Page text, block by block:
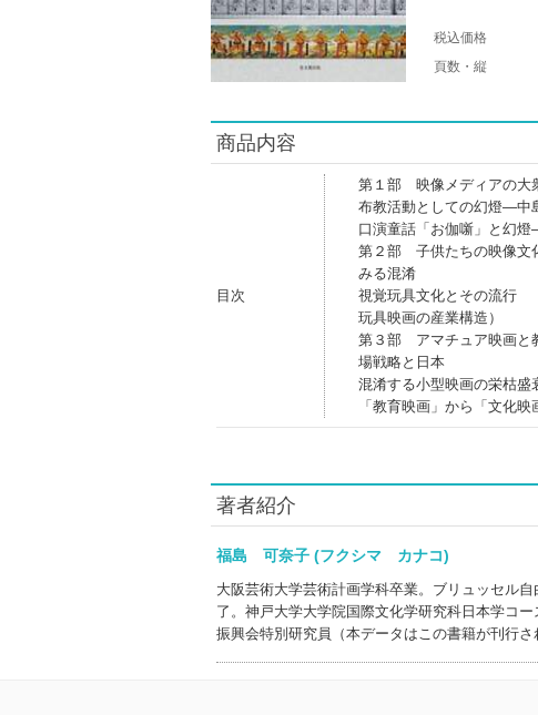
税込価格
頁数・縦
商品内容
目次
第１部 映像メディアの大
布教活動としての幻燈―中
口演童話「お伽噺」と幻燈
第２部 子供たちの映像文
みる混淆
視覚玩具文化とその流行
玩具映画の産業構造）
第３部 アマチュア映画と
場戦略と日本
混淆する小型映画の栄枯
「教育映画」から「文化映
著者紹介
福島 可奈子 (フクシマ カナコ)
大阪芸術大学芸術計画学科卒業。ブリュッセル
了。神戸大学大学院国際文化学研究科日本学コ
振興会特別研究員（本データはこの書籍が刊行さ